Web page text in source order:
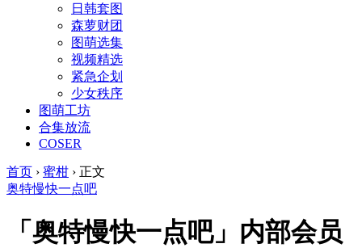
日韩套图
森萝财团
图萌选集
视频精选
紧急企划
少女秩序
图萌工坊
合集放流
COSER
首页 › 蜜柑 › 正文
奥特慢快一点吧
「奥特慢快一点吧」内部会员